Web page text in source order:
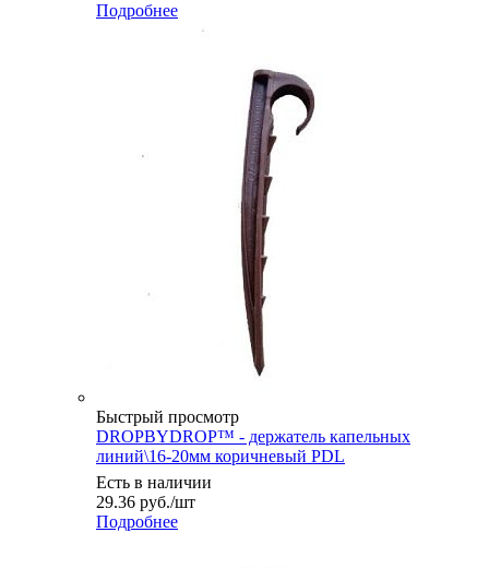
Подробнее
Быстрый просмотр
DROPBYDROP™ - держатель капельных
линий\16-20мм коричневый PDL
Есть в наличии
29.36 руб./шт
Подробнее